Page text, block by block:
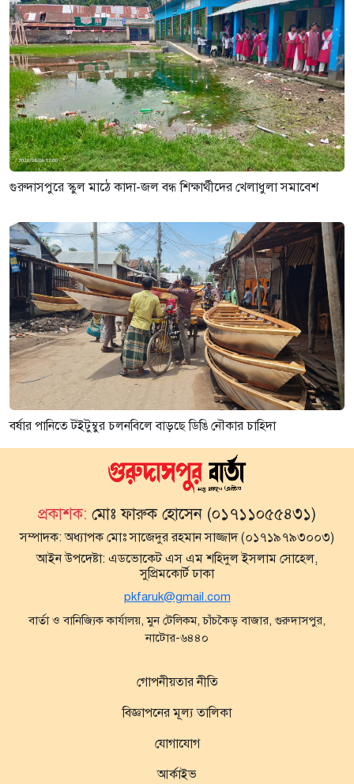
গুরুদাসপুরে স্কুল মাঠে কাদা-জল বন্ধ শিক্ষার্থীদের খেলাধুলা সমাবেশ
বর্ষার পানিতে টইটুম্বুর চলনবিলে বাড়ছে ডিঙি নৌকার চাহিদা
প্রকাশক: মোঃ ফারুক হোসেন (০১৭১১০৫৫৪৩১)
সম্পাদক:অধ্যাপক মোঃ সাজেদুর রহমান সাজ্জাদ (০১৭১৯৭৯৩০০৩)
আইন উপদেষ্টা: এডভোকেট এস এম শহিদুল ইসলাম সোহেল,
সুপ্রিমকোর্ট ঢাকা
pkfaruk@gmail.com
বার্তা ও বানিজ্যিক কার্যালয়, মুন টেলিকম, চাঁচকৈড় বাজার, গুরুদাসপুর,
নাটোর-৬৪৪০
গোপনীয়তার নীতি
বিজ্ঞাপনের মূল্য তালিকা
যোগাযোগ
আর্কাইভ